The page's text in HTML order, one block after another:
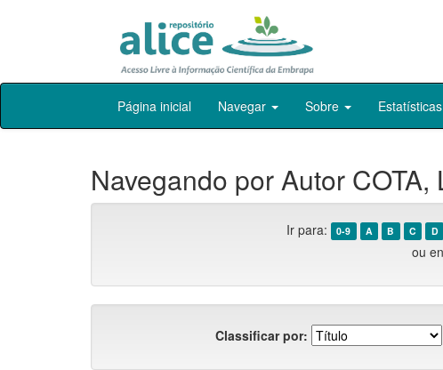
Skip
Página inicial Navegar Sobre Estatísticas
Navegando por Autor COTA,
Ir para: 0-9 A B C D
ou
Classificar por: